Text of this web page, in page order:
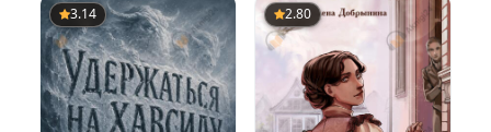
3.14 2.80